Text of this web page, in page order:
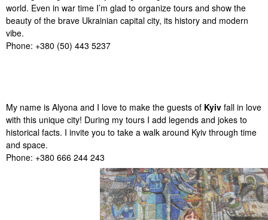
world. Even in war time I’m glad to organize tours and show the
beauty of the brave Ukrainian capital city, its history and modern
vibe.
Phone: +380 (50) 443 5237
My name is Alyona and I love to make the guests of Kyiv fall in love
with this unique city! During my tours I add legends and jokes to
historical facts. I invite you to take a walk around Kyiv through time
and space.
Phone: +380 666 244 243